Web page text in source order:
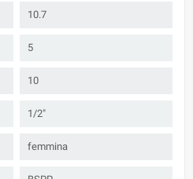
10.7
5
10
1/2"
femmina